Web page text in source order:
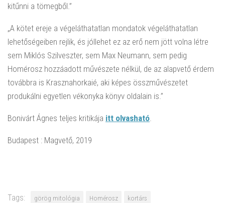
kitűnni a tömegből.”
„A kötet ereje a végeláthatatlan mondatok végeláthatatlan
lehetőségeiben rejlik, és jóllehet ez az erő nem jött volna létre
sem Miklós Szilveszter, sem Max Neumann, sem pedig
Homérosz hozzáadott művészete nélkül, de az alapvető érdem
továbbra is Krasznahorkaié, aki képes összművészetet
produkálni egyetlen vékonyka könyv oldalain is.”
Bonivárt Ágnes teljes kritikája itt olvasható
Budapest : Magvető, 2019
Tags: görög mitológia Homérosz
kortárs